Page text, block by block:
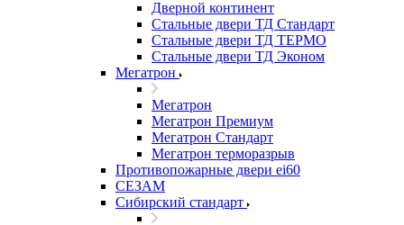
Дверной континент
Стальные двери ТД Стандарт
Стальные двери ТД ТЕРМО
Стальные двери ТД Эконом
Мегатрон
Мегатрон
Мегатрон Премиум
Мегатрон Стандарт
Мегатрон терморазрыв
Противопожарные двери ei60
СЕЗАМ
Сибирский стандарт